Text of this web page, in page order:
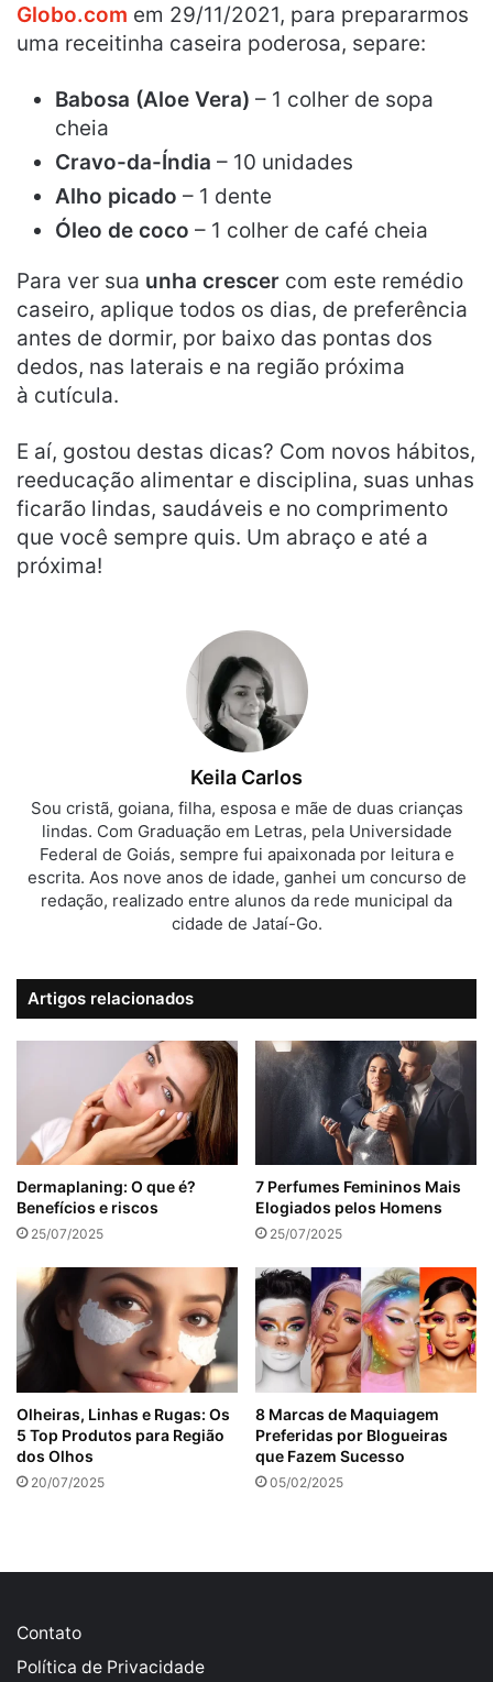
Globo.com em 29/11/2021, para prepararmos
uma receitinha caseira poderosa, separe:
Babosa (Aloe Vera) – 1 colher de sopa
cheia
Cravo-da-Índia – 10 unidades
Alho picado – 1 dente
Óleo de coco – 1 colher de café cheia
Para ver sua unha crescer com este remédio
caseiro, aplique todos os dias, de preferência
antes de dormir, por baixo das pontas dos
dedos, nas laterais e na região próxima
à cutícula.
E aí, gostou destas dicas? Com novos hábitos,
reeducação alimentar e disciplina, suas unhas
ficarão lindas, saudáveis e no comprimento
que você sempre quis. Um abraço e até a
próxima!
Keila Carlos
Sou cristã, goiana, filha, esposa e mãe de duas crianças
lindas. Com Graduação em Letras, pela Universidade
Federal de Goiás, sempre fui apaixonada por leitura e
escrita. Aos nove anos de idade, ganhei um concurso de
redação, realizado entre alunos da rede municipal da
cidade de Jataí-Go.
Artigos relacionados
Dermaplaning: O que é?
Benefícios e riscos
25/07/2025
7 Perfumes Femininos Mais
Elogiados pelos Homens
25/07/2025
Olheiras, Linhas e Rugas: Os
5 Top Produtos para Região
dos Olhos
20/07/2025
8 Marcas de Maquiagem
Preferidas por Blogueiras
que Fazem Sucesso
05/02/2025
Contato
Política de Privacidade